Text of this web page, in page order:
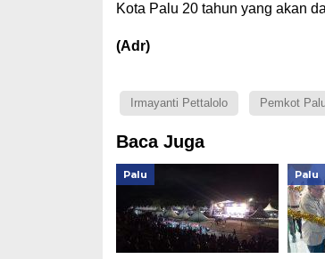
Kota Palu 20 tahun yang akan
(Adr)
Irmayanti Pettalolo Pemkot
Baca Juga
Palu Palu